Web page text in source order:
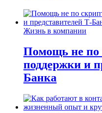
Жизнь в компании
Помощь не по
поддержки и
Банка